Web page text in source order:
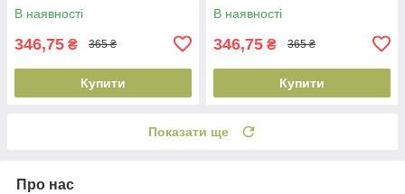
В наявності
346,75 ₴ 365 ₴
Купити
В наявності
346,75 ₴ 365 ₴
Купити
Показати ще
Про нас